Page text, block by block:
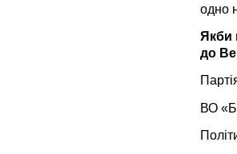
одно
Якби
до
ВО